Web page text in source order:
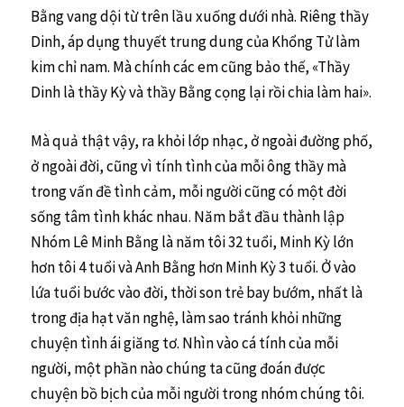
Bằng vang dội từ trên lầu xuống dưới nhà. Riêng thầy
Dinh, áp dụng thuyết trung dung của Khổng Tử làm
kim chỉ nam. Mà chính các em cũng bảo thế, «Thầy
Dinh là thầy Kỳ và thầy Bằng cọng lại rồi chia làm hai».
Mà quả thật vậy, ra khỏi lớp nhạc, ở ngoài đường phố,
ở ngoài đời, cũng vì tính tình của mỗi ông thầy mà
trong vấn đề tình cảm, mỗi người cũng có một đời
sống tâm tình khác nhau. Năm bắt đầu thành lập
Nhóm Lê Minh Bằng là năm tôi 32 tuổi, Minh Kỳ lớn
hơn tôi 4 tuổi và Anh Bằng hơn Minh Kỳ 3 tuổi. Ở vào
lứa tuổi bước vào đời, thời son trẻ bay bướm, nhất là
trong địa hạt văn nghệ, làm sao tránh khỏi những
chuyện tình ái giăng tơ. Nhìn vào cá tính của mỗi
người, một phần nào chúng ta cũng đoán được
chuyện bồ bịch của mỗi người trong nhóm chúng tôi.